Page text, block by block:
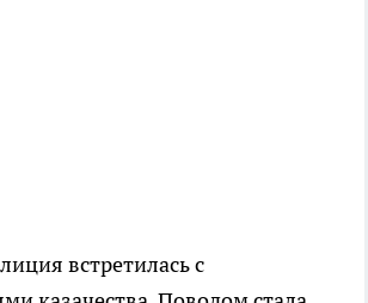
встретилась с